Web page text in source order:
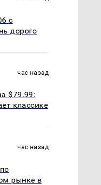
с
дорого
час назад
$79.99:
классике
час назад
рынке в